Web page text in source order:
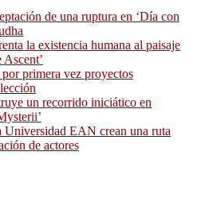
de una ruptura en ‘Día con
la existencia humana al paisaje
primera vez proyectos
un recorrido iniciático en
Universidad EAN crean una ruta
de actores